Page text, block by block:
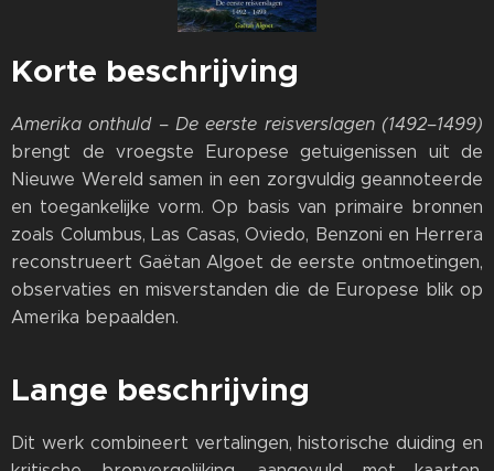
Korte beschrijving
Amerika onthuld – De eerste reisverslagen (1492–1499)
brengt de vroegste Europese getuigenissen uit de
Nieuwe Wereld samen in een zorgvuldig geannoteerde
en toegankelijke vorm. Op basis van primaire bronnen
zoals Columbus, Las Casas, Oviedo, Benzoni en Herrera
reconstrueert Gaëtan Algoet de eerste ontmoetingen,
observaties en misverstanden die de Europese blik op
Amerika bepaalden.
Lange beschrijving
Dit werk combineert vertalingen, historische duiding en